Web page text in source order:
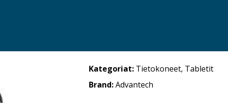
Kategoriat: Tietokoneet, Tabletit
Brand:Advantech